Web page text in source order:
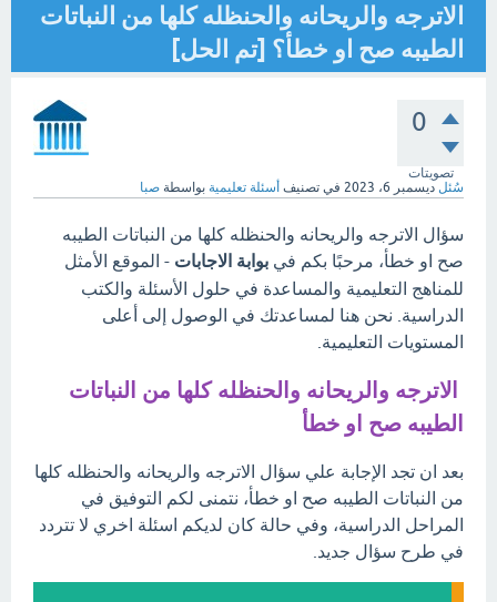
الاترجه والريحانه والحنظله كلها من النباتات
الطيبه صح او خطأ؟ [تم الحل]
0
تصويتات
سُئل ديسمبر 6، 2023 في تصنيف أسئلة تعليمية بواسطة صبا
سؤال الاترجه والريحانه والحنظله كلها من النباتات الطيبه
صح او خطأ، مرحبًا بكم في بوابة الاجابات - الموقع الأمثل
للمناهج التعليمية والمساعدة في حلول الأسئلة والكتب
الدراسية. نحن هنا لمساعدتك في الوصول إلى أعلى
المستويات التعليمية.
الاترجه والريحانه والحنظله كلها من النباتات
الطيبه صح او خطأ
بعد ان تجد الإجابة علي سؤال الاترجه والريحانه والحنظله كلها
من النباتات الطيبه صح او خطأ، نتمنى لكم التوفيق في
المراحل الدراسية، وفي حالة كان لديكم اسئلة اخري لا تتردد
في طرح سؤال جديد.